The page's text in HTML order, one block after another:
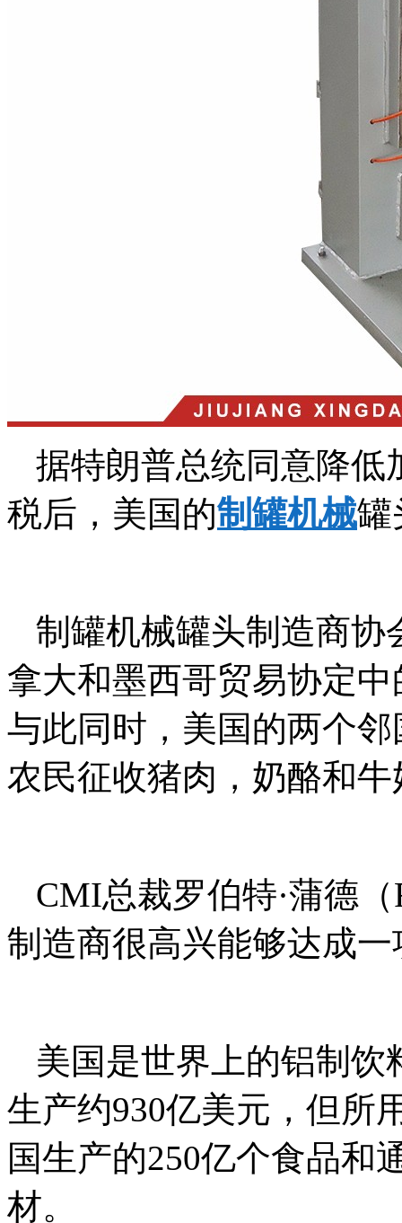
据特朗普总统同意降低
税后，美国的制罐机械罐
制罐机械罐头制造商
拿大和墨西哥贸易协定
与此同时，美国的两个
农民征收猪肉，奶酪和
CMI总裁罗伯特·蒲德
制造商很高兴能够达成
美国是世界上的铝制
生产约930亿美元，但所
国生产的250亿个食品和
材。